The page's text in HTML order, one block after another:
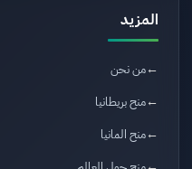
المزيد
من نحن
منح بريطانيا
منح المانيا